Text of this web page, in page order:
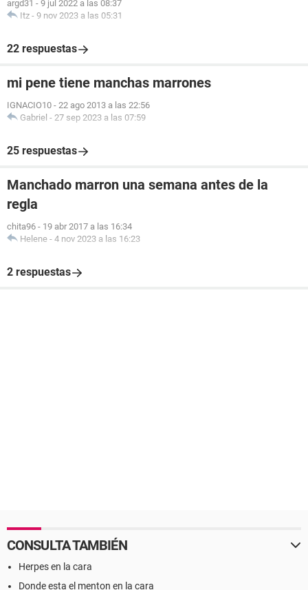
argd31 - 9 jul 2022 a las 08:37
Itz - 9 nov 2023 a las 05:31
22 respuestas
mi pene tiene manchas marrones
IGNACIO10 - 22 ago 2013 a las 22:56
Gabriel - 27 sep 2023 a las 07:59
25 respuestas
Manchado marron una semana antes de la
regla
chita96 - 19 abr 2017 a las 16:34
Helene - 4 nov 2023 a las 16:23
2 respuestas
CONSULTA TAMBIÉN
Herpes en la cara
Donde esta el menton en la cara